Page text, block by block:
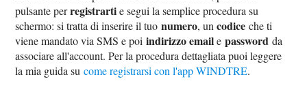
pulsante perregistrartie segui la semplice procedura su
schermo: si tratta di inserire il tuonumero, uncodice che ti
viene mandato via SMS e poiindirizzo emailepassword da
associare all'account. Per la procedura dettagliata puoi leggere
la mia guida sucome registrarsi con l'app WINDTRE.